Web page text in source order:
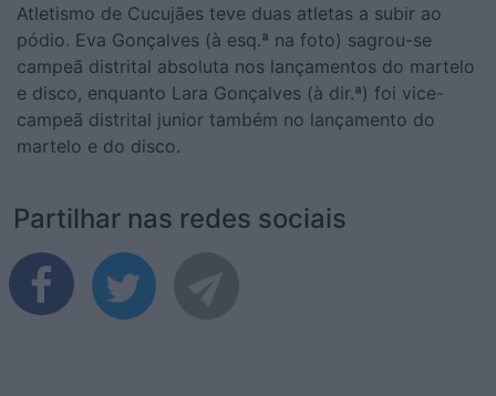
Atletismo de Cucujães teve duas atletas a subir ao
pódio. Eva Gonçalves (à esq.ª na foto) sagrou-se
campeã distrital absoluta nos lançamentos do martelo
e disco, enquanto Lara Gonçalves (à dir.ª) foi vice-
campeã distrital junior também no lançamento do
martelo e do disco.
Partilhar nas redes sociais